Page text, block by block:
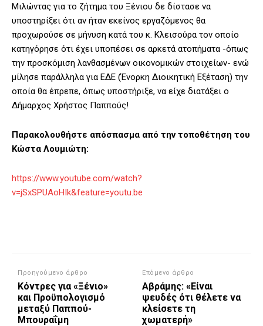
Μιλώντας για το ζήτημα του Ξένιου δε δίστασε να
υποστηρίξει ότι αν ήταν εκείνος εργαζόμενος θα
προχωρούσε σε μήνυση κατά του κ. Κλεισούρα τον οποίο
κατηγόρησε ότι έχει υποπέσει σε αρκετά ατοπήματα -όπως
την προσκόμιση λανθασμένων οικονομικών στοιχείων- ενώ
μίλησε παράλληλα για ΕΔΕ (Ένορκη Διοικητική Εξέταση) την
οποία θα έπρεπε, όπως υποστήριξε, να είχε διατάξει ο
Δήμαρχος Χρήστος Παππούς!
Παρακολουθήστε απόσπασμα από την τοποθέτηση του
Κώστα Λουμιώτη:
https://www.youtube.com/watch?
v=jSxSPUAoHIk&feature=youtu.be
Προηγούμενο άρθρο
Κόντρες για «Ξένιο»
και Προϋπολογισμό
μεταξύ Παππού-
Μπουραΐμη
Επόμενο άρθρο
Αβράμης: «Είναι
ψευδές ότι θέλετε να
κλείσετε τη
χωματερή»